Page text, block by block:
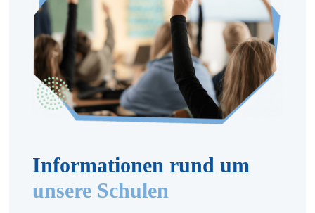
Informationen rund um
unsere Schulen